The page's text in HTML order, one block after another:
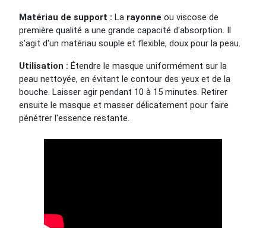
Matériau de support : La rayonne ou viscose de
première qualité a une grande capacité d'absorption. Il
s'agit d'un matériau souple et flexible, doux pour la peau.
Utilisation : Étendre le masque uniformément sur la
peau nettoyée, en évitant le contour des yeux et de la
bouche. Laisser agir pendant 10 à 15 minutes. Retirer
ensuite le masque et masser délicatement pour faire
pénétrer l'essence restante.